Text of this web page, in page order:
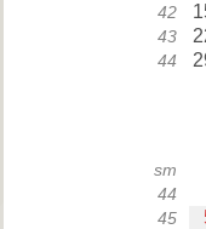
42
43
44
sm
44
45